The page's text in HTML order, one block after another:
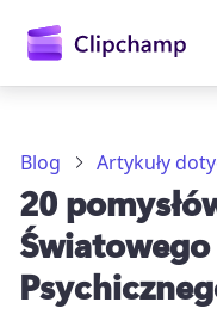
głównej
Blog Artykuły
20